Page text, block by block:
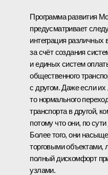
Программа развития
предусматривает
интеграция различных
за счёт создания
и единых систем
общественного
с другом. Даже если
то нормального
транспорта в другой,
потому что они, по
Более того, они
торговыми объектами,
полный дискомфорт
узлами.